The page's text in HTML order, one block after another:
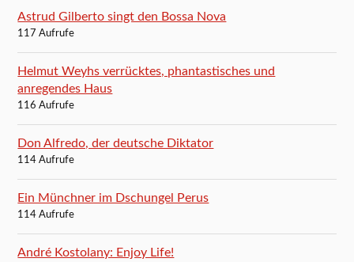
Astrud Gilberto singt den Bossa Nova
117 Aufrufe
Helmut Weyhs verrücktes, phantastisches und
anregendes Haus
116 Aufrufe
Don Alfredo, der deutsche Diktator
114 Aufrufe
Ein Münchner im Dschungel Perus
114 Aufrufe
André Kostolany: Enjoy Life!